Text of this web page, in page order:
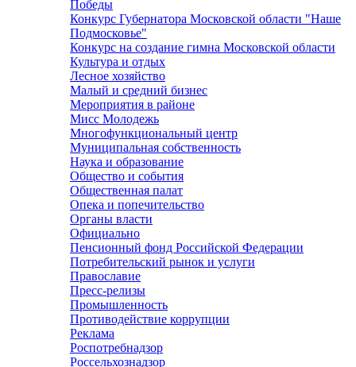
Победы
Конкурс Губернатора Московской области "Наше
Подмосковье"
Конкурс на создание гимна Московской области
Культура и отдых
Лесное хозяйство
Малый и средний бизнес
Мероприятия в районе
Мисс Молодежь
Многофункциональный центр
Муниципальная собственность
Наука и образование
Общество и события
Общественная палат
Опека и попечительство
Органы власти
Официально
Пенсионный фонд Российской Федерации
Потребительский рынок и услуги
Православие
Пресс-релизы
Промышленность
Противодействие коррупции
Реклама
Роспотребнадзор
Россельхознадзор